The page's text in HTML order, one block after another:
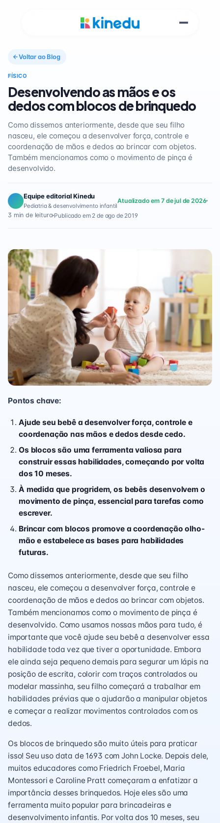
Voltar ao Blog
FÍSICO
Desenvolvendo as mãos e os
dedos com blocos de brinquedo
Como dissemos anteriormente, desde que seu filho
nasceu, ele começou a desenvolver força, controle e
coordenação de mãos e dedos ao brincar com objetos.
Também mencionamos como o movimento de pinça é
desenvolvido.
Equipe editorial Kinedu
Pediatria & desenvolvimento infantil
Atualizado em 7 de jul de 2026
3 min de leitura Publicado em 2 de ago de 2019
Pontos chave:
Ajude seu bebê a desenvolver força, controle e
coordenação nas mãos e dedos desde cedo.
Os blocos são uma ferramenta valiosa para
construir essas habilidades, começando por volta
dos 10 meses.
À medida que progridem, os bebês desenvolvem o
movimento de pinça, essencial para tarefas como
escrever.
Brincar com blocos promove a coordenação olho-
mão e estabelece as bases para habilidades
futuras.
Como dissemos anteriormente, desde que seu filho
nasceu, ele começou a desenvolver força, controle e
coordenação de mãos e dedos ao brincar com objetos.
Também mencionamos como o movimento de pinça é
desenvolvido. Como usamos nossas mãos para tudo, é
importante que você ajude seu bebê a desenvolver essa
habilidade toda vez que tiver a oportunidade. Embora
ele ainda seja pequeno demais para segurar um lápis na
posição de escrita, colorir com traços controlados ou
modelar massinha, seu filho começará a trabalhar em
habilidades prévias que o ajudarão a manipular objetos
e começar a realizar movimentos controlados com os
dedos.
Os blocos de brinquedo são muito úteis para praticar
isso! Seu uso data de 1693 com John Locke. Depois dele,
muitos educadores como Friedrich Froebel, Maria
Montessori e Caroline Pratt começaram a enfatizar a
importância desses brinquedos. Hoje eles são uma
ferramenta muito popular para brincadeiras e
desenvolvimento infantis. Por volta dos 10 meses, seu